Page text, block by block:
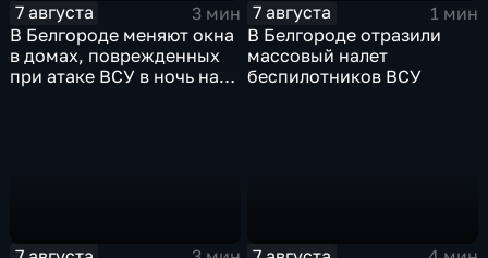
7 августа
3 мин
В Белгороде меняют окна
в домах, поврежденных
при атаке ВСУ в ночь на
7 августа
1 мин
В Белгороде отразили
массовый налет
беспилотников ВСУ